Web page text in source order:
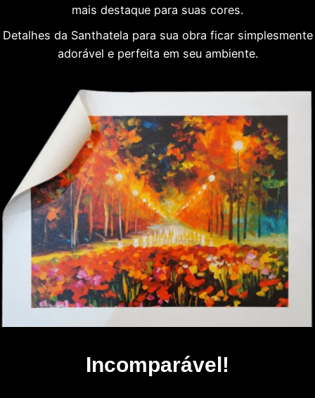
mais destaque para suas cores.
Detalhes da Santhatela para sua obra ficar simplesmente
adorável e perfeita em seu ambiente.
Incomparável!